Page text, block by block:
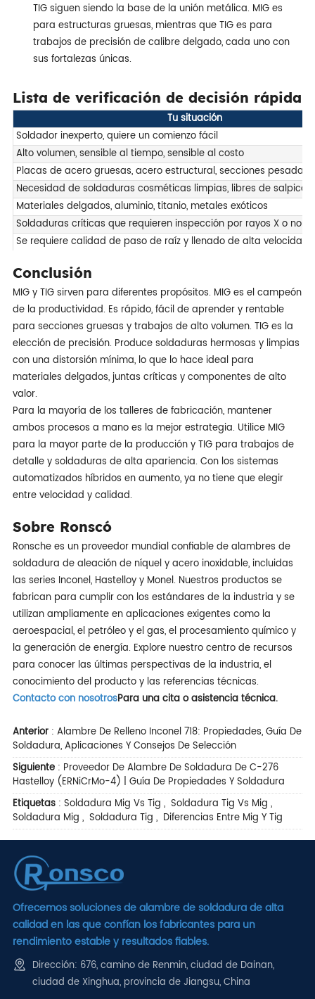
TIG siguen siendo la base de la unión metálica. MIG es
para estructuras gruesas, mientras que TIG es para
trabajos de precisión de calibre delgado, cada uno con
sus fortalezas únicas.
Lista de verificación de decisión rápida
Tu situación
Soldador inexperto, quiere un comienzo fácil
Alto volumen, sensible al tiempo, sensible al costo
Placas de acero gruesas, acero estructural, secciones pesadas
Necesidad de soldaduras cosméticas limpias, libres de
Materiales delgados, aluminio, titanio, metales exóticos
Soldaduras críticas que requieren inspección por rayos X o
Se requiere calidad de paso de raíz y llenado de alta velocidad
Conclusión
MIG y TIG sirven para diferentes propósitos. MIG es el campeón
de la productividad. Es rápido, fácil de aprender y rentable
para secciones gruesas y trabajos de alto volumen. TIG es la
elección de precisión. Produce soldaduras hermosas y limpias
con una distorsión mínima, lo que lo hace ideal para
materiales delgados, juntas críticas y componentes de alto
valor.
Para la mayoría de los talleres de fabricación, mantener
ambos procesos a mano es la mejor estrategia. Utilice MIG
para la mayor parte de la producción y TIG para trabajos de
detalle y soldaduras de alta apariencia. Con los sistemas
automatizados híbridos en aumento, ya no tiene que elegir
entre velocidad y calidad.
Sobre Ronscó
Ronsche es un proveedor mundial confiable de alambres de
soldadura de aleación de níquel y acero inoxidable, incluidas
las series Inconel, Hastelloy y Monel. Nuestros productos se
fabrican para cumplir con los estándares de la industria y se
utilizan ampliamente en aplicaciones exigentes como la
aeroespacial, el petróleo y el gas, el procesamiento químico y
la generación de energía. Explore nuestro centro de recursos
para conocer las últimas perspectivas de la industria, el
conocimiento del producto y las referencias técnicas.
Contacto con nosotrosPara una cita o asistencia técnica.
Anterior: Alambre De Relleno Inconel 718: Propiedades, Guía De
Soldadura, Aplicaciones Y Consejos De Selección
Siguiente: Proveedor De Alambre De Soldadura De C-276
Hastelloy (ERNiCrMo-4) | Guía De Propiedades Y Soldadura
Etiquetas: Soldadura Mig Vs Tig , Soldadura Tig Vs Mig ,
Soldadura Mig , Soldadura Tig , Diferencias Entre Mig Y Tig
Ofrecemos soluciones de alambre de soldadura de alta
calidad en las que confían los fabricantes para un
rendimiento estable y resultados fiables.
Dirección: 676, camino de Renmin, ciudad de Dainan,
ciudad de Xinghua, provincia de Jiangsu, China